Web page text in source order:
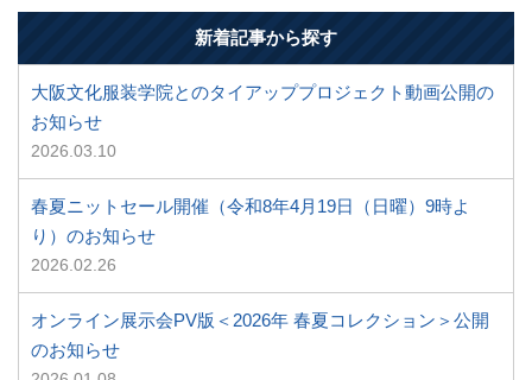
新着記事から探す
大阪文化服装学院とのタイアッププロジェクト動画公開の
お知らせ
2026.03.10
春夏ニットセール開催（令和8年4月19日（日曜）9時よ
り）のお知らせ
2026.02.26
オンライン展示会PV版＜2026年 春夏コレクション＞公開
のお知らせ